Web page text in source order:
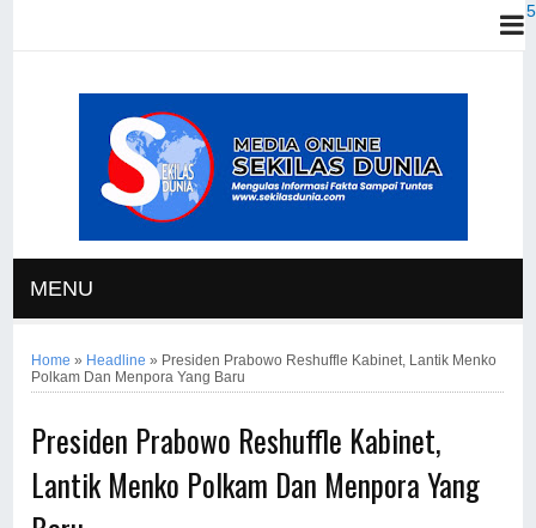
MENU
Home » Headline » Presiden Prabowo Reshuffle Kabinet, Lantik Menko
Polkam Dan Menpora Yang Baru
Presiden Prabowo Reshuffle Kabinet,
Lantik Menko Polkam Dan Menpora Yang